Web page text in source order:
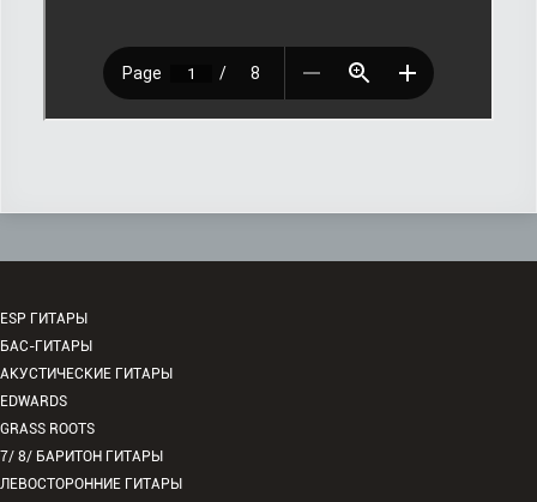
ESP ГИТАРЫ
БАС-ГИТАРЫ
АКУСТИЧЕСКИЕ ГИТАРЫ
EDWARDS
GRASS ROOTS
7/ 8/ БАРИТОН ГИТАРЫ
ЛЕВОСТОРОННИЕ ГИТАРЫ